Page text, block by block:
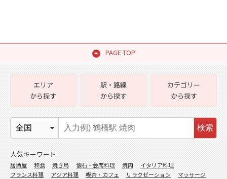
PAGE TOP
エリア
から探す
駅・路線
から探す
カテゴリー
から探す
検索
人気キーワード
居酒屋 和食 焼き鳥 懐石・会席料理 焼肉
イタリア料理
フランス料理
アジア料理 喫茶・カフェ リラクゼーション
マッサージ